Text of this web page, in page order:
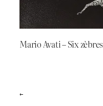
Mario Avati – Six
←